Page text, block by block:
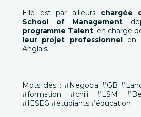
Elle est par ailleurs chargée
School of Management
programme Talent, en charge
leur projet professionnelen
Anglais.
Mots clés : #Negocia #GB
#formation #chili #LSM
#IESEG #étudiants #éducation